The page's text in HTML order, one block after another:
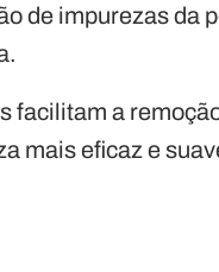
de impurezas da
facilitam a
mais eficaz e